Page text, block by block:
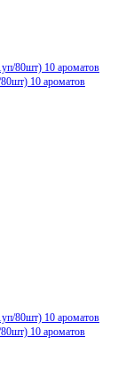
10 ароматов
10 ароматов